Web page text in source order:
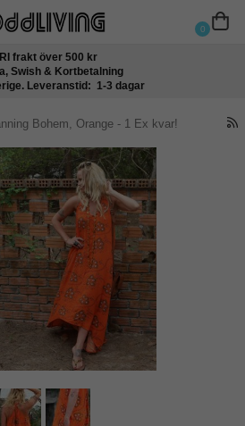
0
frakt över 500 kr
Swish & Kortbetalning
Leveranstid: 1-3 dagar
Bohem, Orange - 1 Ex kvar!